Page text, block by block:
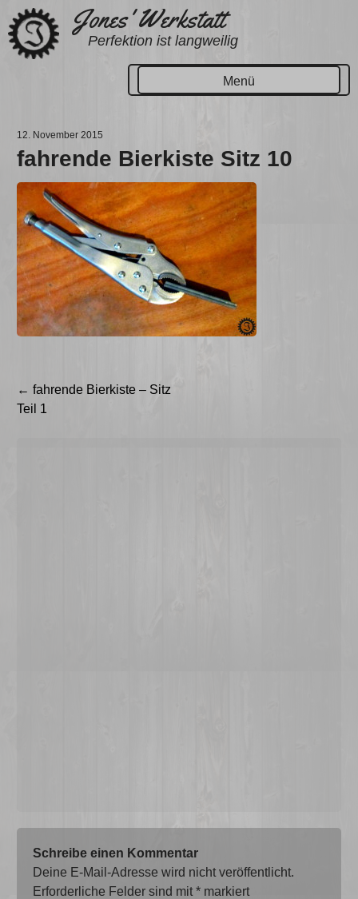
Zum
Inhalt
springen
Jones' Werkstatt
Perfektion ist langweilig
Menü
12. November 2015
fahrende Bierkiste Sitz 10
Beitragsnavigation
← fahrende Bierkiste – Sitz
Teil 1
Schreibe einen Kommentar
Deine E-Mail-Adresse wird nicht veröffentlicht.
Erforderliche Felder sind mit* markiert